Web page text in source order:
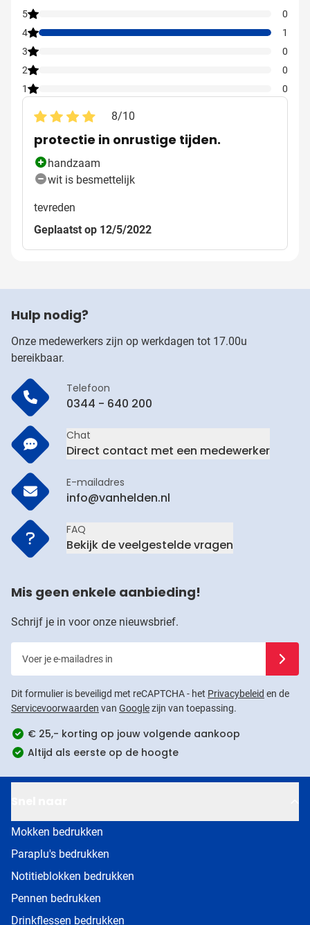
5
0
4
1
3
0
2
0
1
0
8/10
protectie in onrustige tijden.
handzaam
wit is besmettelijk
tevreden
Geplaatst op 12/5/2022
Hulp nodig?
Onze medewerkers zijn op werkdagen tot 17.00u
bereikbaar.
Telefoon
0344 - 640 200
Chat
Direct contact met een medewerker
E-mailadres
info@vanhelden.nl
FAQ
Bekijk de veelgestelde vragen
Mis geen enkele aanbieding!
Schrijf je in voor onze nieuwsbrief.
Dit formulier is beveiligd met reCAPTCHA - het Privacybeleid en de
Servicevoorwaarden van Googlezijn van toepassing.
€ 25,- korting op jouw volgende aankoop
Altijd als eerste op de hoogte
Mokken bedrukken
Paraplu's bedrukken
Notitieblokken bedrukken
Pennen bedrukken
Drinkflessen bedrukken